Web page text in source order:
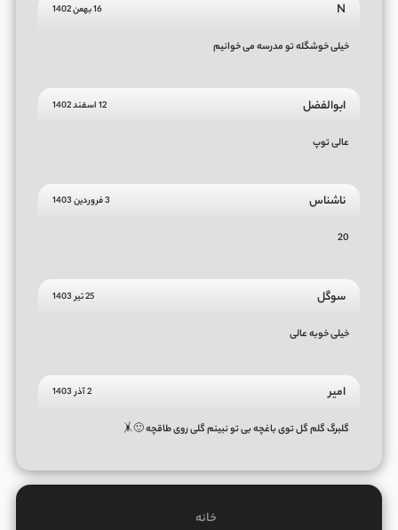
N 16 بهمن 1402
خیلی خوشگله تو مدرسه می خوانیم
ابوالفضل 12 اسفند 1402
عالی توپ
ناشناس 3 فروردین 1403
20
سوگل 25 تیر 1403
خیلی خوبه عالی
امیر 2 آذر 1403
گلبرگ گلم گل توی باغچه بی تو نبینم گلی روی طاقچه 🙂🤸
خانه